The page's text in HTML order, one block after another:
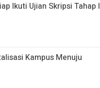
Ikuti Ujian Skripsi Tahap I
Kampus Menuju